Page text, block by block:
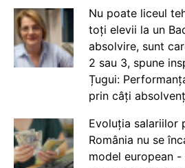
Nu poate liceul
toți elevii la un
absolvire, sunt
2 sau 3, spune
Țugui:
prin câți
Evoluția salariilor
România nu se
model european